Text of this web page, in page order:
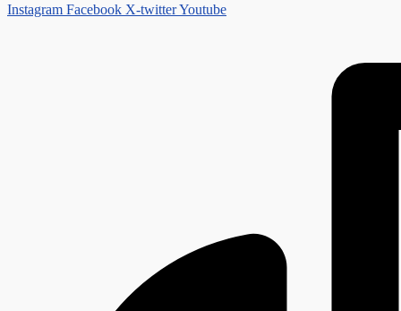
Instagram Facebook X-twitterYoutube